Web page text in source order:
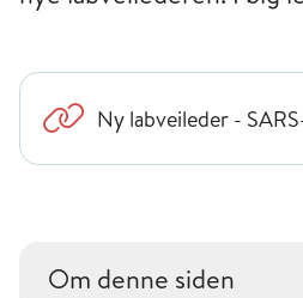
Ny labveileder -
Om denne siden